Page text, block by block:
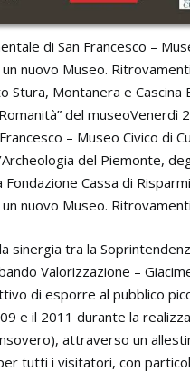
di San Francesco –
nuovo Museo.
Stura, Montanera e
Romanità” del
– Museo Civico di
del Piemonte,
Cassa di
nuovo Museo. Rit
sinergia tra la
Valorizzazione –
di esporre al pubblico
e il 2011 durante la
attraverso un
tutti i visitatori, con